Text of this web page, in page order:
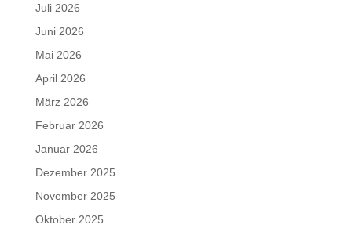
Juli 2026
Juni 2026
Mai 2026
April 2026
März 2026
Februar 2026
Januar 2026
Dezember 2025
November 2025
Oktober 2025